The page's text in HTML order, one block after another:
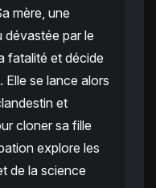
mère, une
dévastée par le
fatalité et décide
se lance alors
et
cloner sa fille
explore les
de la science